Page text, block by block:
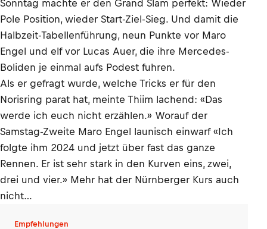
Sonntag machte er den Grand Slam perfekt: Wieder
Pole Position, wieder Start-Ziel-Sieg. Und damit die
Halbzeit-Tabellenführung, neun Punkte vor Maro
Engel und elf vor Lucas Auer, die ihre Mercedes-
Boliden je einmal aufs Podest fuhren.
Als er gefragt wurde, welche Tricks er für den
Norisring parat hat, meinte Thiim lachend: «Das
werde ich euch nicht erzählen.» Worauf der
Samstag-Zweite Maro Engel launisch einwarf «Ich
folgte ihm 2024 und jetzt über fast das ganze
Rennen. Er ist sehr stark in den Kurven eins, zwei,
drei und vier.» Mehr hat der Nürnberger Kurs auch
nicht…
Empfehlungen